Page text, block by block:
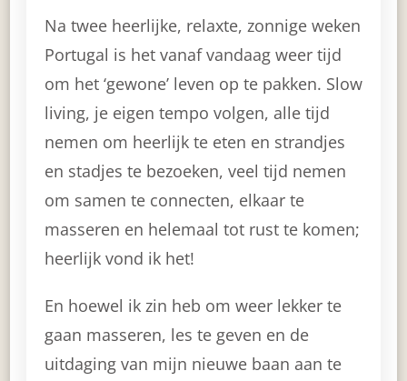
Na twee heerlijke, relaxte, zonnige weken
Portugal is het vanaf vandaag weer tijd
om het ‘gewone’ leven op te pakken. Slow
living, je eigen tempo volgen, alle tijd
nemen om heerlijk te eten en strandjes
en stadjes te bezoeken, veel tijd nemen
om samen te connecten, elkaar te
masseren en helemaal tot rust te komen;
heerlijk vond ik het!
En hoewel ik zin heb om weer lekker te
gaan masseren, les te geven en de
uitdaging van mijn nieuwe baan aan te